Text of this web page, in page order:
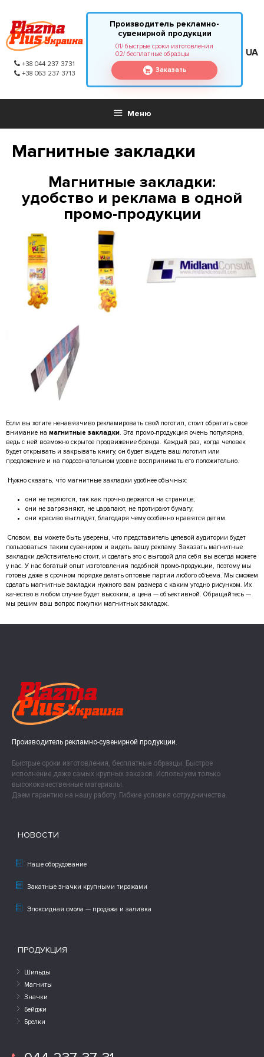
+38 044 237 3731
+38 063 237 3713
Производитель рекламно-
сувенирной продукции
01/ быстрые сроки изготовления
02/ бесплатные образцы
Заказать
UA
Меню
Магнитные закладки
Магнитные закладки:
удобство и реклама в одной
промо-продукции
Если вы хотите ненавязчиво рекламировать свой логотип, стоит обратить свое
внимание на магнитные закладки. Эта промо-продукция очень популярна,
ведь с ней возможно скрытое продвижение бренда. Каждый раз, когда человек
будет открывать и закрывать книгу, он будет видеть ваш логотип или
предложение и на подсознательном уровне воспринимать его положительно.
Нужно сказать, что магнитные закладки удобнее обычных:
они не теряются, так как прочно держатся на странице;
они не загрязняют, не царапают, не протирают бумагу;
они красиво выглядят, благодаря чему особенно нравятся детям.
Словом, вы можете быть уверены, что представитель целевой аудитории будет
пользоваться таким сувениром и видеть вашу рекламу. Заказать магнитные
закладки действительно стоит, и сделать это с выгодой для себя вы всегда можете
у нас. У нас богатый опыт изготовления подобной промо-продукции, поэтому мы
готовы даже в срочном порядке делать оптовые партии любого объема. Мы сможем
сделать магнитные закладки нужного вам размера с каким угодно рисунком. Их
качество в любом случае будет высоким, а цена — объективной. Обращайтесь —
мы решим ваш вопрос покупки магнитных закладок.
Производитель рекламно-сувенирной продукции.
Быстрые сроки изготовления, бесплатные образцы. Быстрое
исполнение даже самых крупных заказов. Используем только
высококачественные материалы.
Даем гарантию на нашу работу. Гибкие условия сотрудничества.
НОВОСТИ
Наше оборудование
Закатные значки крупными тиражами
Эпоксидная смола — продажа и заливка
ПРОДУКЦИЯ
Шильды
Магниты
Значки
Бейджи
Брелки